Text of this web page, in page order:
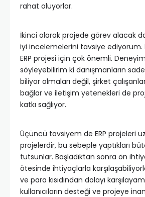
rahat oluyorlar.
İkinci olarak projede görev alacak
iyi incelemelerini tavsiye ediyorum.
ERP projesi için çok önemli.
söyleyebilirim ki danışmanların
biliyor olmaları değil, şirket
bağlar ve iletişim yetenekleri de
katkı sağlıyor.
Üçüncü tavsiyem de ERP projeleri
projelerdir, bu sebeple yaptıkları
tutsunlar. Başladıktan sonra ön
ötesinde ihtiyaçlarla
ve para kısıdından dolayı
kullanıcıların desteği ve projeye